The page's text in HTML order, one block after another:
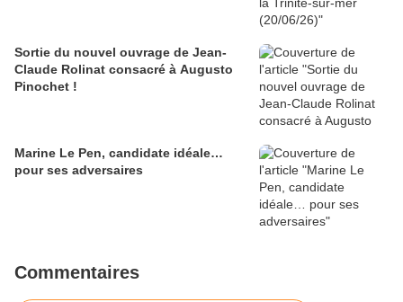
Sortie du nouvel ouvrage de Jean-
Claude Rolinat consacré à Augusto
Pinochet !
Marine Le Pen, candidate idéale…
pour ses adversaires
Commentaires